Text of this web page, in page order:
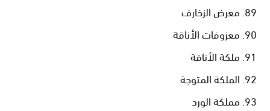
معرض الزخارف
معزوفات الأناقة
ملكة الأناقة
الملكة المتوجة
مملكة الورد